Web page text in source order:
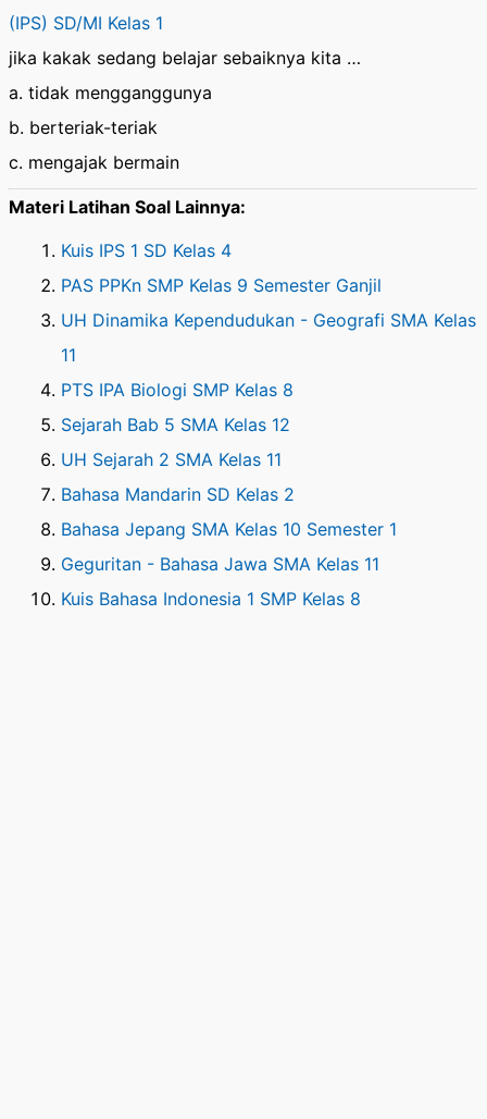
(IPS) SD/MI Kelas 1
jika kakak sedang belajar sebaiknya kita …
a. tidak mengganggunya
b. berteriak-teriak
c. mengajak bermain
Materi Latihan Soal Lainnya:
Kuis IPS 1 SD Kelas 4
PAS PPKn SMP Kelas 9 Semester Ganjil
UH Dinamika Kependudukan - Geografi SMA Kelas
11
PTS IPA Biologi SMP Kelas 8
Sejarah Bab 5 SMA Kelas 12
UH Sejarah 2 SMA Kelas 11
Bahasa Mandarin SD Kelas 2
Bahasa Jepang SMA Kelas 10 Semester 1
Geguritan - Bahasa Jawa SMA Kelas 11
Kuis Bahasa Indonesia 1 SMP Kelas 8